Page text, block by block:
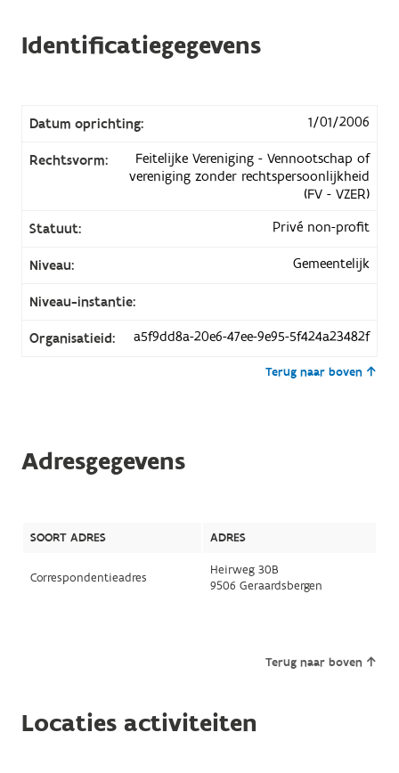
Identificatiegegevens
Datum oprichting: 1/01/2006
Rechtsvorm:
Feitelijke Vereniging - Vennootschap of
vereniging zonder rechtspersoonlijkheid
(FV - VZER)
Statuut:
Privé non-profit
Niveau: Gemeentelijk
Niveau-instantie:
Organisatieid: a5f9dd8a-20e6-47ee-9e95-5f424a23482f
Terug naar boven
Adresgegevens
SOORT ADRES ADRES
Correspondentieadres
Heirweg 30B
9506 Geraardsbergen
Terug naar boven
Locaties activiteiten